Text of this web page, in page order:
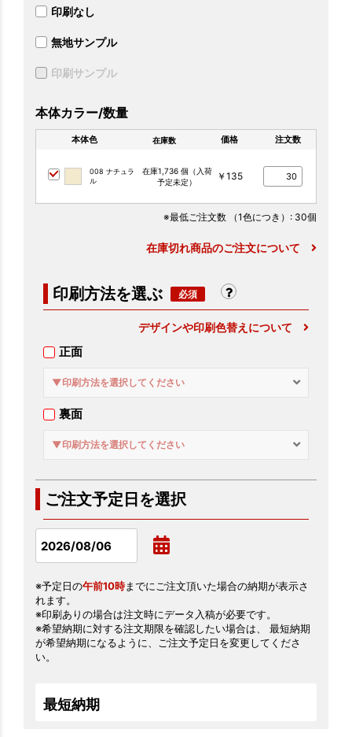
印刷なし
無地サンプル
印刷サンプル
本体カラー/数量
本体色 在庫数 価格 注文数
008 ナチュラ
ル
在庫1,736 個（入荷
予定未定）
￥135
※最低ご注文数 （1色につき） : 30個
在庫切れ商品のご注文について
印刷方法を選ぶ
デザインや印刷色替えについて
正面
▼印刷方法を選択してください
裏面
▼印刷方法を選択してください
ご注文予定日を選択
※予定日の午前10時までにご注文頂いた場合の納期が表示さ
れます。
※印刷ありの場合は注文時にデータ入稿が必要です。
※希望納期に対する注文期限を確認したい場合は、 最短納期
が希望納期になるように、ご注文予定日を変更してくださ
い。
最短納期